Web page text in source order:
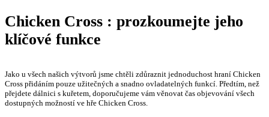
Chicken Cross : prozkoumejte jeho
klíčové funkce
Jako u všech našich výtvorů jsme chtěli zdůraznit jednoduchost hraní Chicken
Cross přidáním pouze užitečných a snadno ovladatelných funkcí. Předtím, než
přejdete dálnici s kuřetem, doporučujeme vám věnovat čas objevování všech
dostupných možností ve hře Chicken Cross.